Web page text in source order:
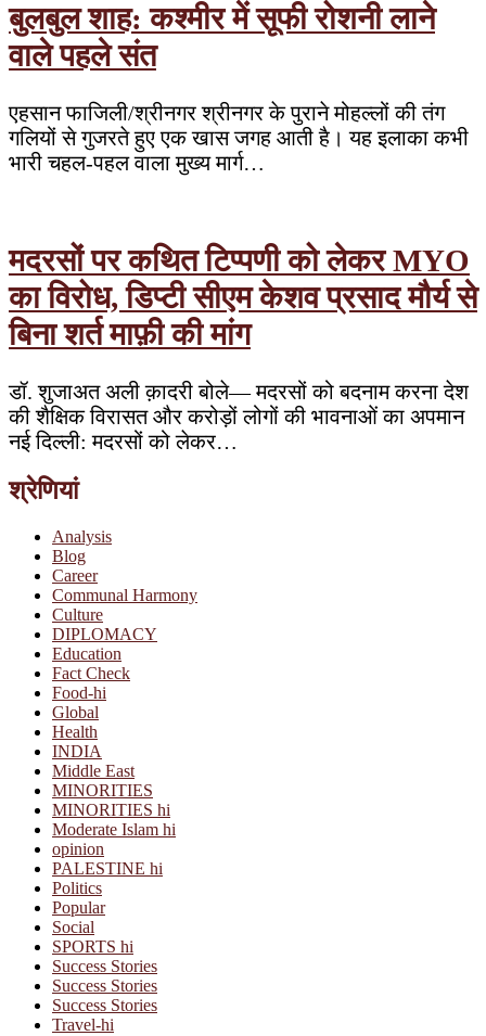
बुलबुल शाह: कश्मीर में सूफी रोशनी लाने
वाले पहले संत
एहसान फाजिली/श्रीनगर श्रीनगर के पुराने मोहल्लों की तंग
गलियों से गुजरते हुए एक खास जगह आती है। यह इलाका कभी
भारी चहल-पहल वाला मुख्य मार्ग…
मदरसों पर कथित टिप्पणी को लेकर MYO
का विरोध, डिप्टी सीएम केशव प्रसाद मौर्य से
बिना शर्त माफ़ी की मांग
डॉ. शुजाअत अली क़ादरी बोले— मदरसों को बदनाम करना देश
की शैक्षिक विरासत और करोड़ों लोगों की भावनाओं का अपमान
नई दिल्ली: मदरसों को लेकर…
श्रेणियां
Analysis
Blog
Career
Communal Harmony
Culture
DIPLOMACY
Education
Fact Check
Food-hi
Global
Health
INDIA
Middle East
MINORITIES
MINORITIES hi
Moderate Islam hi
opinion
PALESTINE hi
Politics
Popular
Social
SPORTS hi
Success Stories
Success Stories
Success Stories
Travel-hi